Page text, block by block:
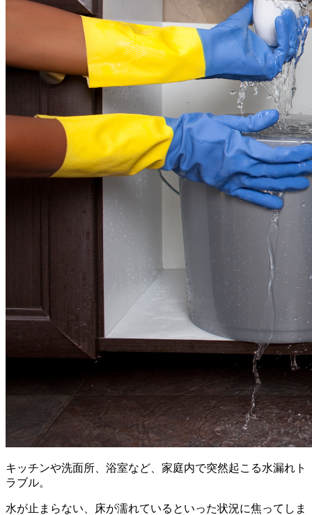
キッチンや洗面所、浴室など、家庭内で突然起こる水漏れト
ラブル。
水が止まらない、床が濡れているといった状況に焦ってしま